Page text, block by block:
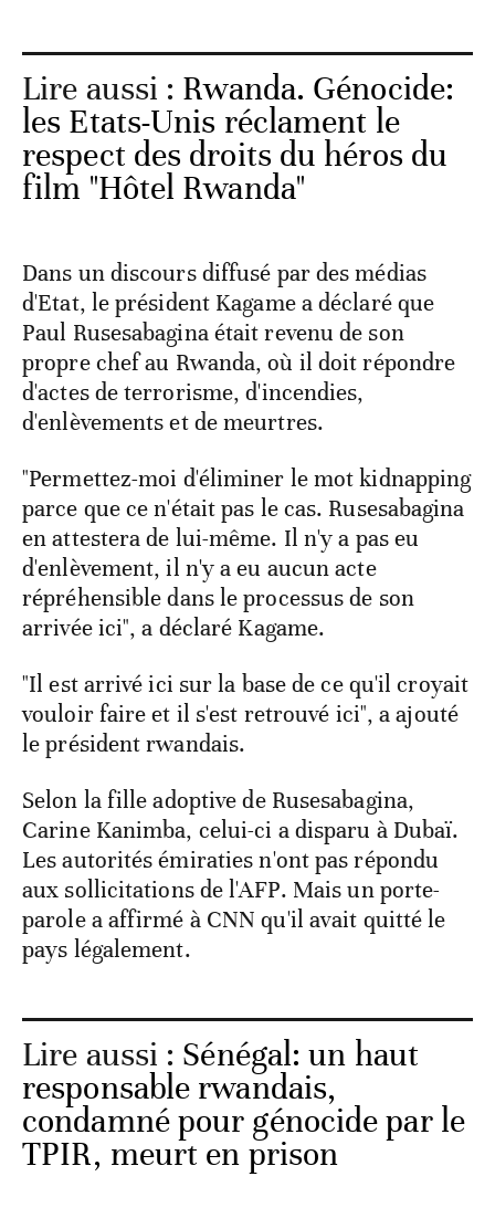
Lire aussi : Rwanda. Génocide:
les Etats-Unis réclament le
respect des droits du héros du
film "Hôtel Rwanda"
Dans un discours diffusé par des médias
d'Etat, le président Kagame a déclaré que
Paul Rusesabagina était revenu de son
propre chef au Rwanda, où il doit répondre
d'actes de terrorisme, d'incendies,
d'enlèvements et de meurtres.
"Permettez-moi d'éliminer le mot kidnapping
parce que ce n'était pas le cas. Rusesabagina
en attestera de lui-même. Il n'y a pas eu
d'enlèvement, il n'y a eu aucun acte
répréhensible dans le processus de son
arrivée ici", a déclaré Kagame.
"Il est arrivé ici sur la base de ce qu'il croyait
vouloir faire et il s'est retrouvé ici", a ajouté
le président rwandais.
Selon la fille adoptive de Rusesabagina,
Carine Kanimba, celui-ci a disparu à Dubaï.
Les autorités émiraties n'ont pas répondu
aux sollicitations de l'AFP. Mais un porte-
parole a affirmé à CNN qu'il avait quitté le
pays légalement.
Lire aussi : Sénégal: un haut
responsable rwandais,
condamné pour génocide par le
TPIR, meurt en prison